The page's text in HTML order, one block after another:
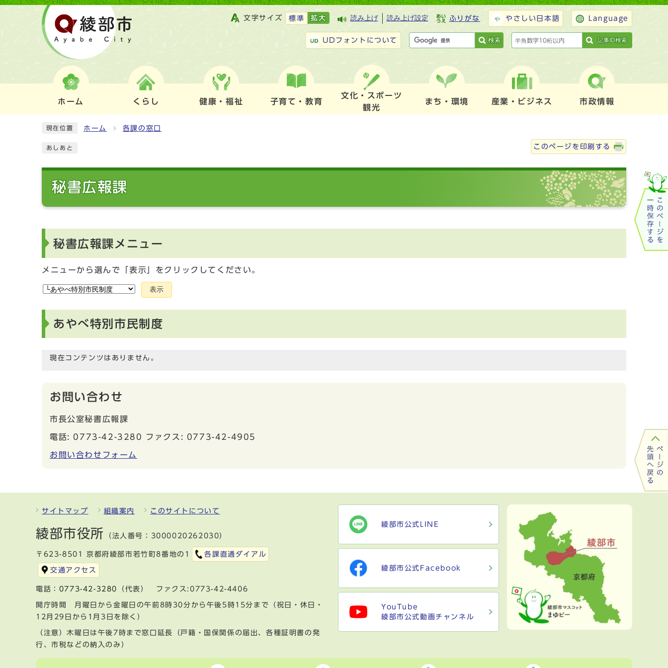
文字サイズ 標準 拡大 読み上げ 読み上げ設定 ふりがな やさしい日本語 Language
UDフォントについて 検索 記事ID検索
ホーム くらし 健康・福祉 子育て・教育
文化・スポーツ
観光
まち・環境 産業・ビジネス 市政情報
現在位置 ホーム 各課の窓口
あしあと このページを印刷する
秘書広報課
秘書広報課メニュー
メニューから選んで「表示」をクリックしてください。
表示
あやべ特別市民制度
現在コンテンツはありません。
お問い合わせ
市長公室秘書広報課
電話: 0773-42-3280 ファクス: 0773-42-4905
お問い合わせフォーム
サイトマップ 組織案内 このサイトについて
綾部市役所 （法人番号：3000020262030）
〒623-8501 京都府綾部市若竹町8番地の1 各課直通ダイアル
交通アクセス
電話： 0773-42-3280 （代表） ファクス:0773-42-4406
開庁時間 月曜日から金曜日の午前8時30分から午後5時15分まで（祝日・休日・
12月29日から1月3日を除く）
（注意）木曜日は午後7時まで窓口延長（戸籍・国保関係の届出、各種証明書の発
行、市税などの納入のみ）
綾部市公式LINE
綾部市公式Facebook
YouTube
綾部市公式動画チャンネル